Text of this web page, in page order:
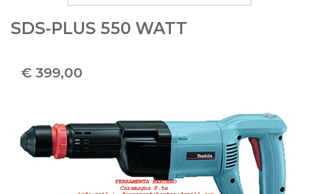
MAKITA HK0500 SCALPELLATORE
SDS-PLUS 550 WATT
€ 399,00